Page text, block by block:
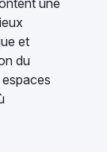
une
et
du